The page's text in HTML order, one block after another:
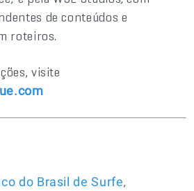
de conteúdos e
roteiros.
visite
do Brasil de Surfe,